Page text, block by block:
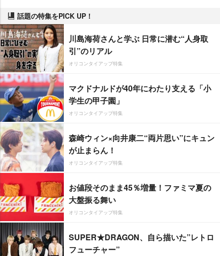
話題の特集をPICK UP！
川島海荷さんと学ぶ 日常に潜む“人身取
引”のリアル
オリコンタイアップ特集
マクドナルドが40年にわたり支える「小
学生の甲子園」
オリコンタイアップ特集
森崎ウィン×向井康二“両片思い”にキュン
が止まらん！
オリコンタイアップ特集
お値段そのまま45％増量！ファミマ夏の
大盤振る舞い
オリコンタイアップ特集
SUPER★DRAGON、自ら描いた”レトロ
フューチャー”